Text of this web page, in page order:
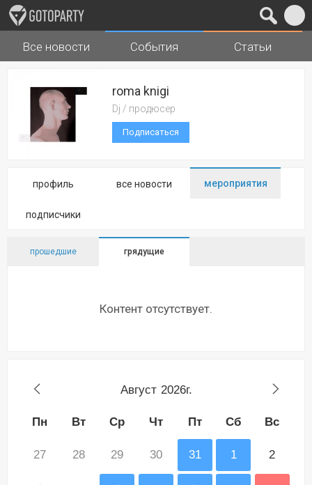
Города Музыка
Все новости События Статьи
roma knigi
Dj / продюсер
Подписаться
профиль все новости мероприятия
подписчики
прошедшие грядущие
Контент отсутствует.
Август 2026г.
Пн Вт Ср Чт Пт Сб Вс
27 28 29 30 31 1 2